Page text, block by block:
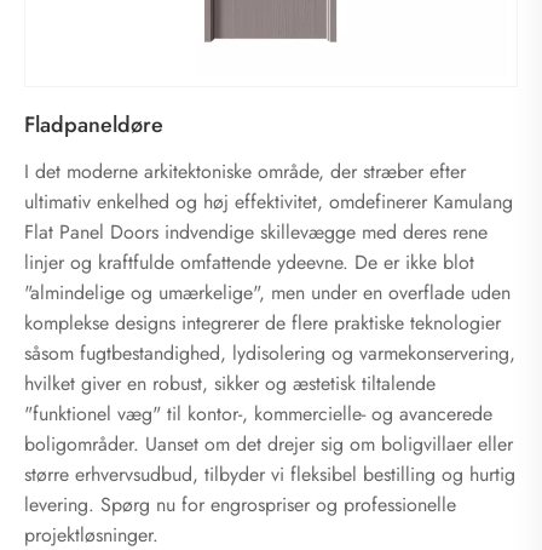
Fladpaneldøre
I det moderne arkitektoniske område, der stræber efter
ultimativ enkelhed og høj effektivitet, omdefinerer Kamulang
Flat Panel Doors indvendige skillevægge med deres rene
linjer og kraftfulde omfattende ydeevne. De er ikke blot
"almindelige og umærkelige", men under en overflade uden
komplekse designs integrerer de flere praktiske teknologier
såsom fugtbestandighed, lydisolering og varmekonservering,
hvilket giver en robust, sikker og æstetisk tiltalende
"funktionel væg" til kontor-, kommercielle- og avancerede
boligområder. Uanset om det drejer sig om boligvillaer eller
større erhvervsudbud, tilbyder vi fleksibel bestilling og hurtig
levering. Spørg nu for engrospriser og professionelle
projektløsninger.